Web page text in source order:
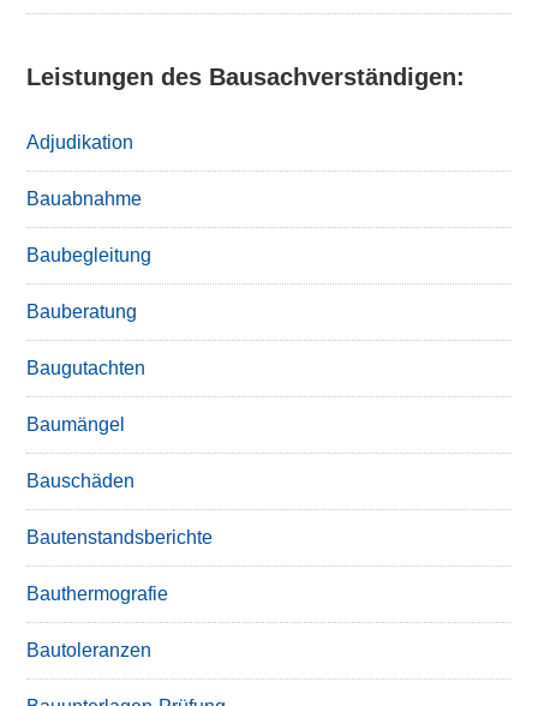
Leistungen des Bausachverständigen:
Adjudikation
Bauabnahme
Baubegleitung
Bauberatung
Baugutachten
Baumängel
Bauschäden
Bautenstandsberichte
Bauthermografie
Bautoleranzen